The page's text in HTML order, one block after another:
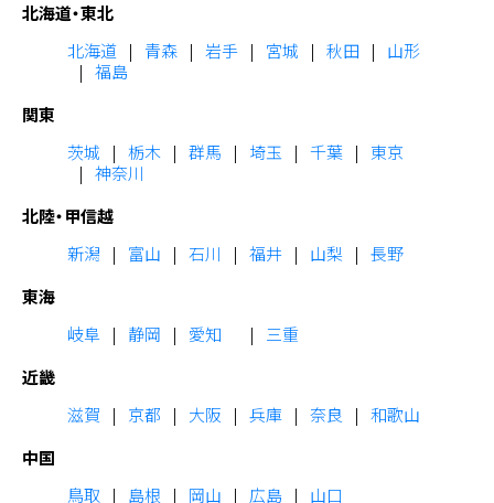
北海道・東北
北海道
青森 岩手 宮城 秋田
山形
福島
関東
茨城
栃木 群馬 埼玉 千葉
東京
神奈川
北陸・甲信越
新潟
富山 石川 福井 山梨
長野
東海
岐阜
静岡 愛知
三重
近畿
滋賀
京都 大阪 兵庫 奈良
和歌山
中国
鳥取
島根 岡山 広島
山口